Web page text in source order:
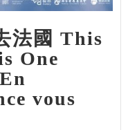
法國 This
One
vous